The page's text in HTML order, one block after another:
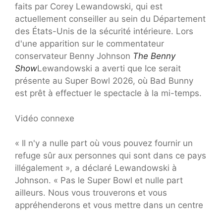
faits par Corey Lewandowski, qui est
actuellement conseiller au sein du Département
des États-Unis de la sécurité intérieure. Lors
d'une apparition sur le commentateur
conservateur Benny Johnson The Benny
ShowLewandowski a averti que Ice serait
présente au Super Bowl 2026, où Bad Bunny
est prêt à effectuer le spectacle à la mi-temps.
Vidéo connexe
« Il n'y a nulle part où vous pouvez fournir un
refuge sûr aux personnes qui sont dans ce pays
illégalement », a déclaré Lewandowski à
Johnson. « Pas le Super Bowl et nulle part
ailleurs. Nous vous trouverons et vous
appréhenderons et vous mettre dans un centre